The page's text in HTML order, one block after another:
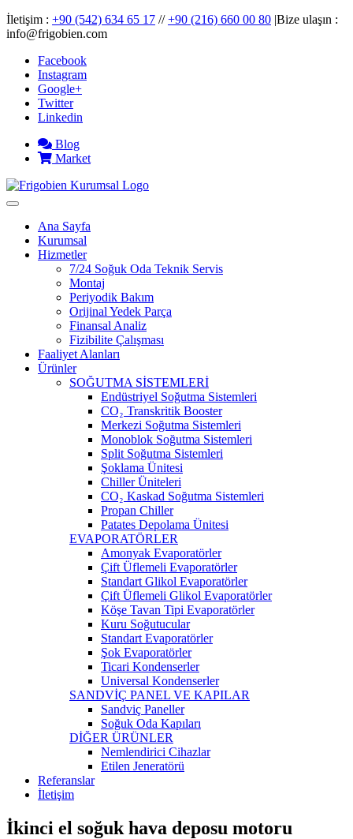
İletişim : +90 (542) 634 65 17 //+90 (216) 660 00 80 |Bize ulaşın :
info@frigobien.com
Facebook
Instagram
Google+
Twitter
Linkedin
Blog
Market
Ana Sayfa
Kurumsal
Hizmetler
7/24 Soğuk Oda Teknik Servis
Montaj
Periyodik Bakım
Orijinal Yedek Parça
Finansal Analiz
Fizibilite Çalışması
Faaliyet Alanları
Ürünler
SOĞUTMA SİSTEMLERİ
Endüstriyel Soğutma Sistemleri
CO₂ Transkritik Booster
Merkezi Soğutma Sistemleri
Monoblok Soğutma Sistemleri
Split Soğutma Sistemleri
Şoklama Ünitesi
Chiller Üniteleri
CO₂ Kaskad Soğutma Sistemleri
Propan Chiller
Patates Depolama Ünitesi
EVAPORATÖRLER
Amonyak Evaporatörler
Çift Üflemeli Evaporatörler
Standart Glikol Evaporatörler
Çift Üflemeli Glikol Evaporatörler
Köşe Tavan Tipi Evaporatörler
Kuru Soğutucular
Standart Evaporatörler
Şok Evaporatörler
Ticari Kondenserler
Universal Kondenserler
SANDVİÇ PANEL VE KAPILAR
Sandviç Paneller
Soğuk Oda Kapıları
DİĞER ÜRÜNLER
Nemlendirici Cihazlar
Etilen Jeneratörü
Referanslar
İletişim
İkinci el soğuk hava deposu motoru